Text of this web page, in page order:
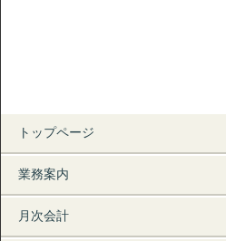
トップページ
業務案内
月次会計